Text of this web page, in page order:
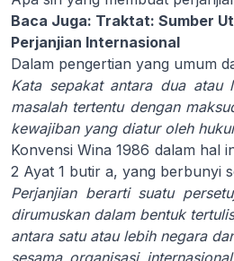
Baca Juga: Traktat: Sumber
Perjanjian Internasional
Dalam pengertian yang umum
Kata sepakat antara dua atau
masalah tertentu dengan
kewajiban yang diatur oleh
Konvensi Wina 1986 dalam hal
2 Ayat 1 butir a, yang berbunyi
Perjanjian berarti suatu
dirumuskan dalam bentuk
antara satu atau lebih negara
sesama organisasi